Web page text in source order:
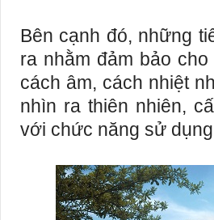
Bên cạnh đó, những
ra nhằm đảm bảo
cách âm, cách nhiệt
nhìn ra thiên nhiên,
với chức năng sử